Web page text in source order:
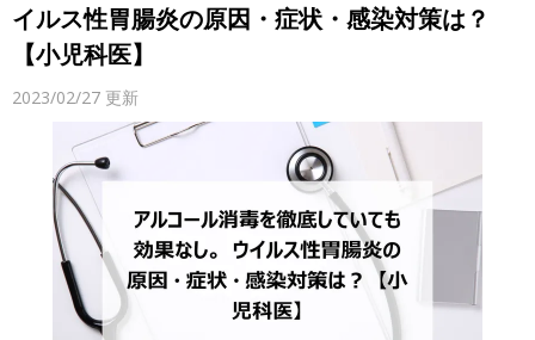
イルス性胃腸炎の原因・症状・感染対策は？
【小児科医】
2023/02/27 更新